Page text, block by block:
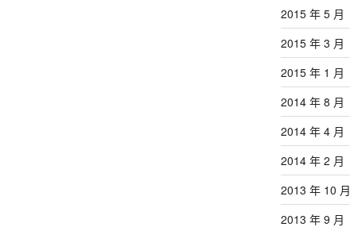
2015 年 5 月
2015 年 3 月
2015 年 1 月
2014 年 8 月
2014 年 4 月
2014 年 2 月
2013 年 10 月
2013 年 9 月